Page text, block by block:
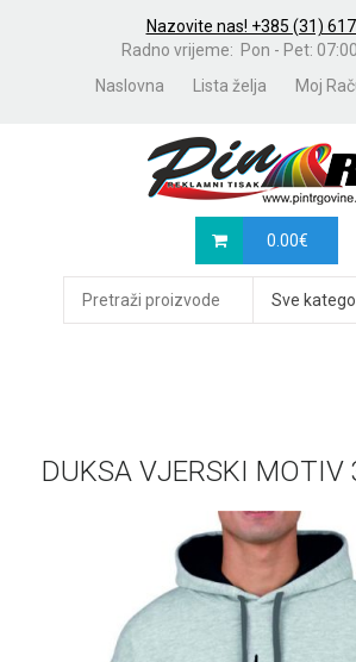
Nazovite nas! +385 (31)
Radno vrijeme: Pon - Pet:
Naslovna
Lista želja Moj
0.00€
Sve
DUKSA VJERSKI MOTIV